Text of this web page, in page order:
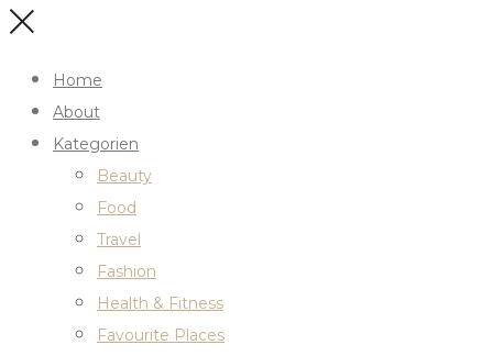
Home
About
Kategorien
Beauty
Food
Travel
Fashion
Health & Fitness
Favourite Places